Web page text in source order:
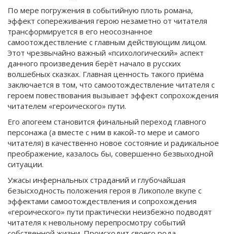
По мере погружения в событийную плоть романа,
эффект сопереживания герою незаметно от читателя
трансформируется в его неосознанное
самоотождествление с главным действующим лицом.
Этот чрезвычайно важный «психологический» аспект
данного произведения берёт начало в русских
волшебных сказках. Главная ценность такого приёма
заключается в том, что самоотождествление читателя с
героем повествования вызывает эффект сопрохождения
читателем «героического» пути.
Его апогеем становится финальный переход главного
персонажа (а вместе с ним в какой-то мере и самого
читателя) в качественно новое состояние и радикальное
преображение, казалось бы, совершенно безвыходной
ситуации.
Ужасы инфернальных страданий и глубочайшая
безысходность положения героя в Ликополе вкупе с
эффектами самоотождествления и сопрохождения
«героического» пути практически неизбежно подводят
читателя к невольному перепросмотру событий